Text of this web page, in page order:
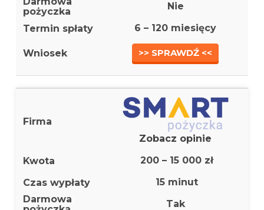
Nie
6 – 120 miesięcy
>> SPRAWDŹ <<
Zobacz opinie
200 – 15 000 zł
15 minut
Tak